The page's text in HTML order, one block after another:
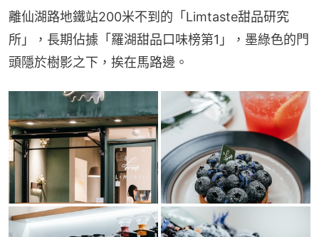
離仙湖路地鐵站200米不到的「Limtaste甜品研究
所」，長期佔據「羅湖甜品口味榜第1」，墨綠色的門
頭隱於樹影之下，挨在馬路邊。